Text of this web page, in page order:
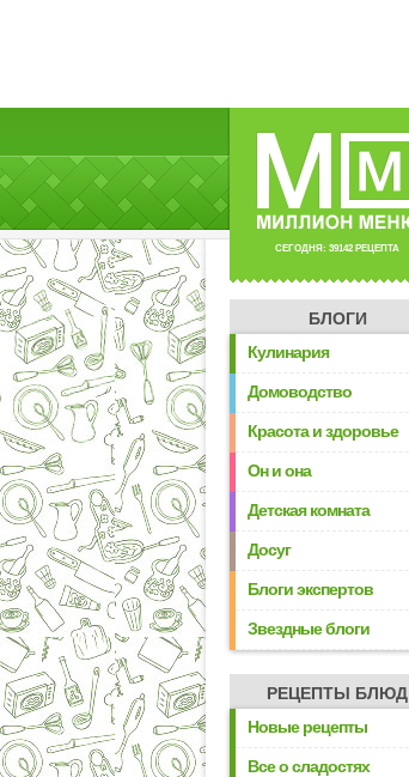
СЕГОДНЯ: 39142 РЕЦЕПТА
БЛОГИ
Кулинария
Домоводство
Красота и здоровье
Он и она
Детская комната
Досуг
Блоги экспертов
Звездные блоги
РЕЦЕПТЫ БЛЮД
Новые рецепты
Все о сладостях